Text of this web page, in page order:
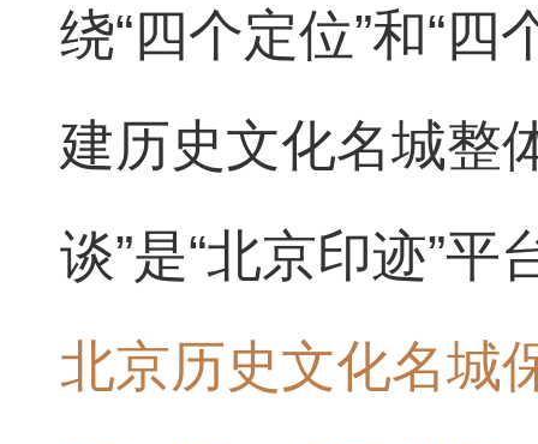
绕“四个定位”和“四
建历史文化名城整
谈”是“北京印迹”
北京历史文化名城